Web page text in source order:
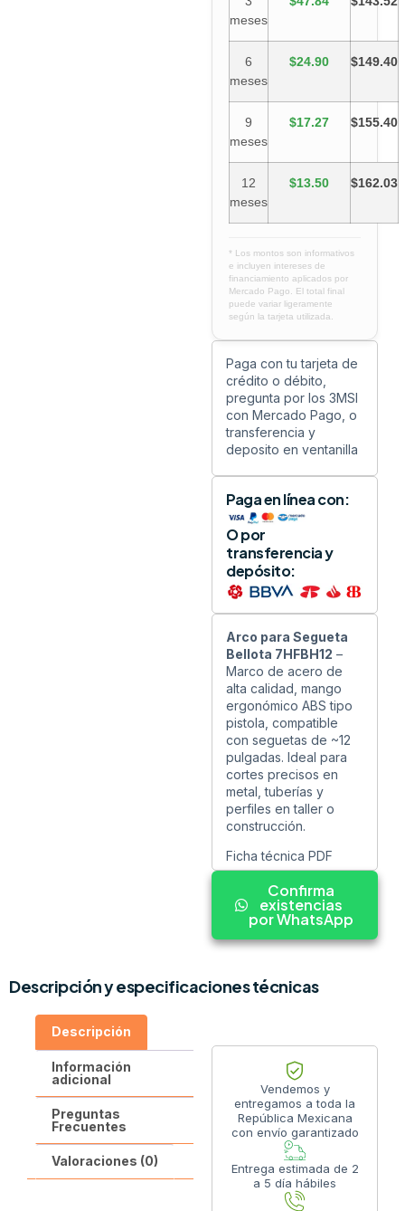
meses
6
meses
$24.90 $149.40
9
meses
$17.27 $155.40
12
meses
$13.50 $162.03
* Los montos son informativos
e incluyen intereses de
financiamiento aplicados por
Mercado Pago. El total final
puede variar ligeramente
según la tarjeta utilizada.
Paga con tu tarjeta de
crédito o débito,
pregunta por los 3MSI
con Mercado Pago, o
transferencia y
deposito en ventanilla
Paga en línea con:
O por
transferencia y
depósito:
Arco para Segueta
Bellota 7HFBH12 –
Marco de acero de
alta calidad, mango
ergonómico ABS tipo
pistola, compatible
con seguetas de ~12
pulgadas. Ideal para
cortes precisos en
metal, tuberías y
perfiles en taller o
construcción.
Ficha técnica PDF
Confirma
existencias
por WhatsApp
Descripción y especificaciones técnicas
Descripción
Información
adicional
Preguntas
Frecuentes
Valoraciones (0)
Vendemos y
entregamos a toda la
República Mexicana
con envío garantizado
Entrega estimada de 2
a 5 día hábiles